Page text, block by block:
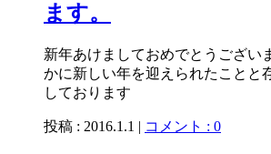
ます。
新年あけましておめでとうござい
かに新しい年を迎えられたことと
しております
投稿 : 2016.1.1 | コメント : 0